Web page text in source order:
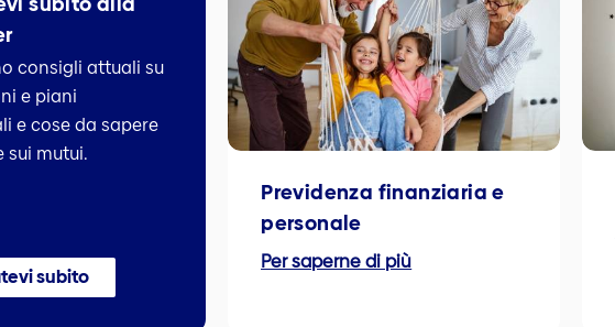
consigli attuali su
e piani
e cose da sapere
sui mutui.
subito
Previdenza finanziaria e
personale
Per saperne di più